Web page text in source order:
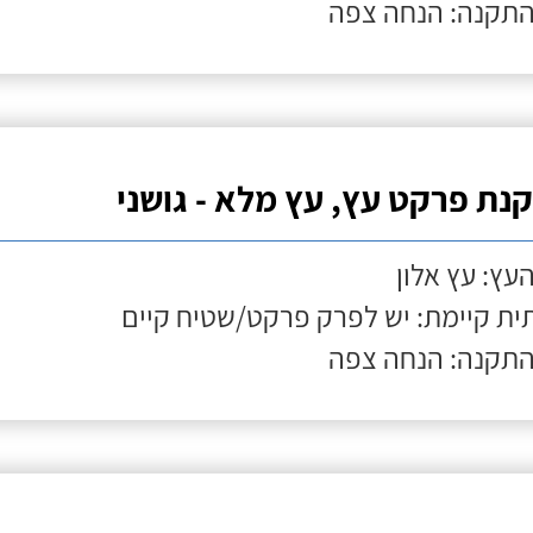
הנחה צפה
פרקט עץ, עץ מלא - גושני
עץ אלון
קיימת: יש לפרק פרקט/שטיח קיים
הנחה צפה